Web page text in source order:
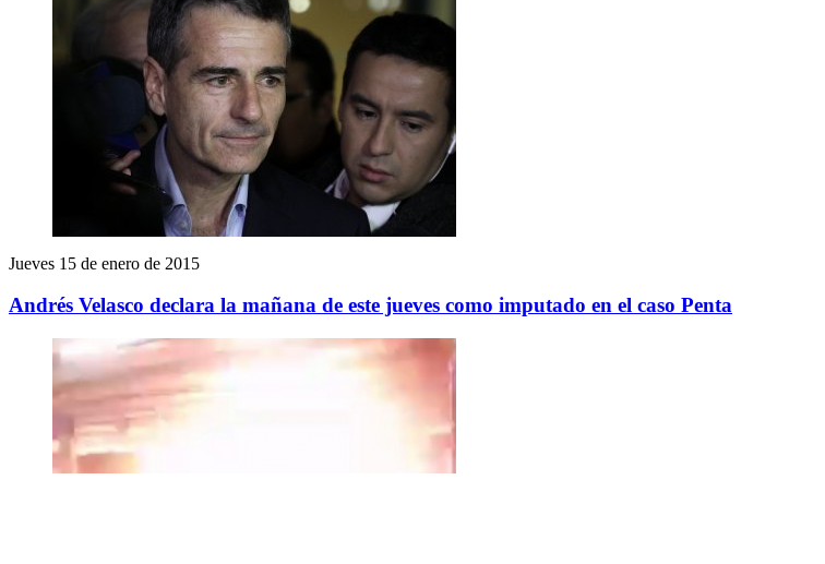
Jueves 15 de enero de 2015
Andrés Velasco declara la mañana de este jueves como imputado en el caso Penta